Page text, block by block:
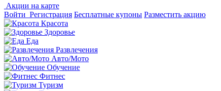
Акции на карте
Войти Регистрация Бесплатные купоны Разместить акцию
Красота
Здоровье
Еда
Развлечения
Авто/Мото
Обучение
Фитнес
Туризм